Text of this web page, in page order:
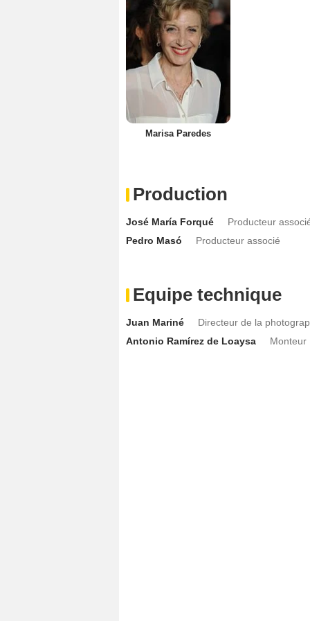
Marisa Paredes
Production
José María Forqué
Producteur
Pedro Masó
Producteur associé
Equipe technique
Juan Mariné
Directeur de la
Antonio Ramírez de Loaysa
Monteur